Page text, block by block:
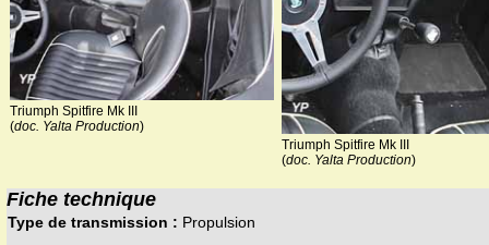
Triumph Spitfire Mk III
(doc. Yalta Production)
Triumph Spitfire Mk III
(doc. Yalta Production)
Fiche technique
Type de transmission : Propulsion